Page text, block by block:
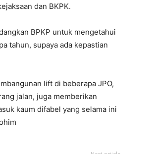
dan BKPK.
BPKP untuk mengetahui
tahun, supaya ada kepastian
lift di beberapa JPO,
jalan, juga memberikan
kaum difabel yang selama ini